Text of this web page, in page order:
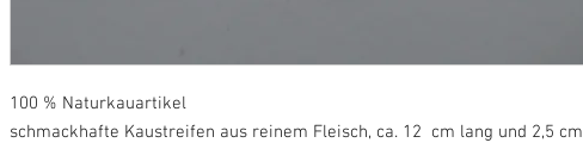
100 % Naturkauartikel
schmackhafte Kaustreifen aus reinem Fleisch, ca. 12 cm lang und 2,5 cm